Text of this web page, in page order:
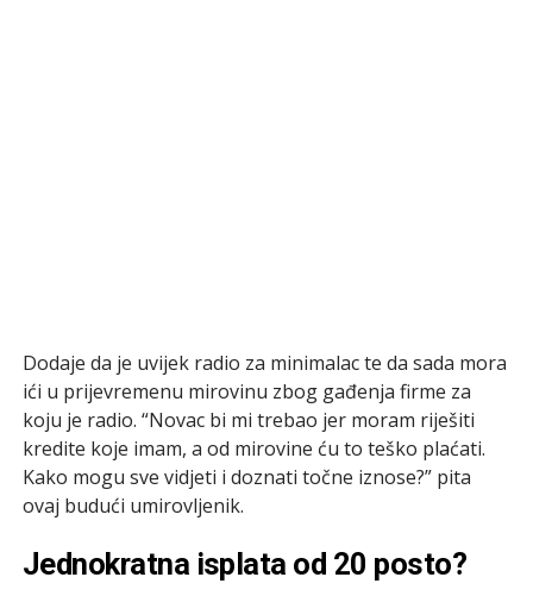
Dodaje da je uvijek radio za minimalac te da sada mora
ići u prijevremenu mirovinu zbog gađenja firme za
koju je radio. “Novac bi mi trebao jer moram riješiti
kredite koje imam, a od mirovine ću to teško plaćati.
Kako mogu sve vidjeti i doznati točne iznose?” pita
ovaj budući umirovljenik.
Jednokratna isplata od 20 posto?